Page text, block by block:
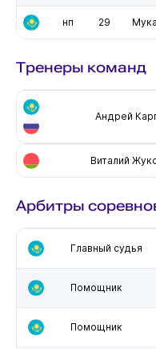
нп 29
Тренеры команд
Андрей
Виталий
Арбитры
Главный судья
Помощник
Помощник